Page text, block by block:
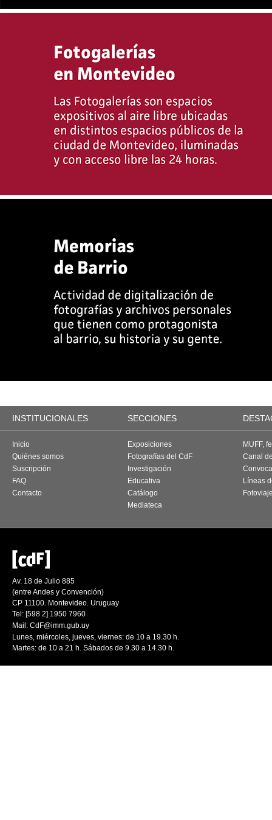
INSTITUCIONALES SECCIONES
Inicio
Quiénes somos
Suscripción
FAQ
Contacto
Exposiciones
Fotografías del CdF
Investigación
Educativa
Catálogo
Mediateca
MUFF,
Canal
Líneas
Av. 18 de Julio 885
(entre Andes y Convención)
CP 11100. Montevideo. Uruguay
Tel: [598 2] 1950 7960
Mail: CdF@imm.gub.uy
Lunes, miércoles, jueves, viernes: de 10 a 19.30 h.
Martes: de 10 a 21 h. Sábados de 9.30 a 14.30 h.